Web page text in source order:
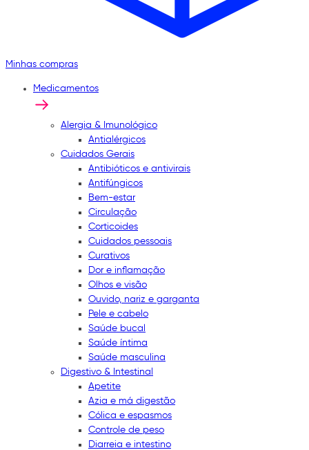
Minhas compras
Medicamentos
Alergia & Imunológico
Antialérgicos
Cuidados Gerais
Antibióticos e antivirais
Antifúngicos
Bem-estar
Circulação
Corticoides
Cuidados pessoais
Curativos
Dor e inflamação
Olhos e visão
Ouvido, nariz e garganta
Pele e cabelo
Saúde bucal
Saúde íntima
Saúde masculina
Digestivo & Intestinal
Apetite
Azia e má digestão
Cólica e espasmos
Controle de peso
Diarreia e intestino